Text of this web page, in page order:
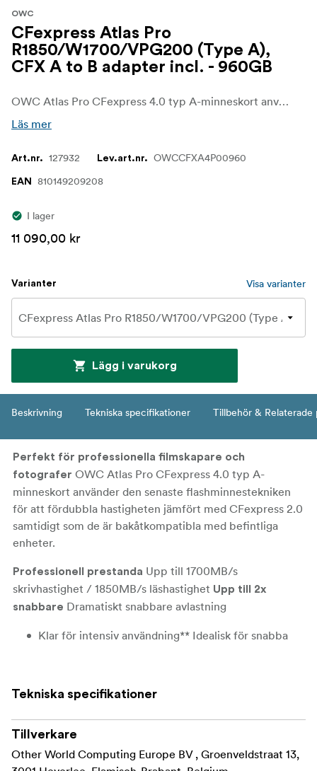
OWC
CFexpress Atlas Pro
R1850/W1700/VPG200 (Type A),
CFX A to B adapter incl. - 960GB
OWC Atlas Pro CFexpress 4.0 typ A-minneskort använder den senaste flashminnestekniken för att fördubbla hastigheten jämfört med CFexpress 2.0 samtidigt som de är bakåtkompatibla med befintliga enheter. Med 1850 MB/s läshastighet och 1700 MB/s skrivhastighet och VPG200-certifierade för att fungera med alla Sony-kameralägen är dessa Atlas Pro CFexpress 4.0 Type A-kort perfekta för professionella filmskapare eller extrema actionfotografer som vill snabba upp sina avladdningar dramatiskt.
Läs mer
Art.nr. 127932 Lev.art.nr. OWCCFXA4P00960
EAN 810149209208
I lager
11 090,00 kr
Varianter Visa varianter
Lägg i varukorg
Beskrivning Tekniska specifikationer Tillbehör & Relaterade
Perfekt för professionella filmskapare och
fotografer OWC Atlas Pro CFexpress 4.0 typ A-
minneskort använder den senaste flashminnestekniken
för att fördubbla hastigheten jämfört med CFexpress 2.0
samtidigt som de är bakåtkompatibla med befintliga
enheter.
Professionell prestanda Upp till 1700MB/s
skrivhastighet / 1850MB/s läshastighet Upp till 2x
snabbare Dramatiskt snabbare avlastning
Klar för intensiv användning** Idealisk för snabba
Sony Alpha och FX
Med 1850 MB/s läshastighet och 1700 MB/s
skrivhastighet och VPG200-certifierade för att fungera
med alla Sony-kameror är dessa Atlas Pro CFexpress 4.0
Type A-kort perfekta för professionella filmskapare eller
Tekniska specifikationer
Tillverkare
Other World Computing Europe BV , Groenveldstraat 13,